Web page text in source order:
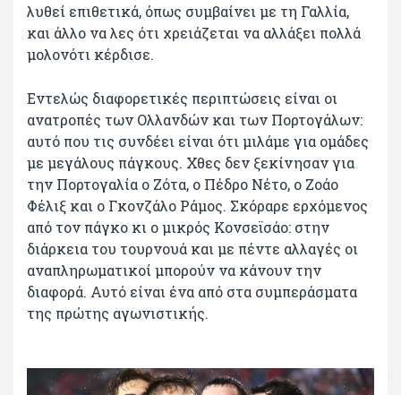
λυθεί επιθετικά, όπως συμβαίνει με τη Γαλλία,
και άλλο να λες ότι χρειάζεται να αλλάξει πολλά
μολονότι κέρδισε.
Εντελώς διαφορετικές περιπτώσεις είναι οι
ανατροπές των Ολλανδών και των Πορτογάλων:
αυτό που τις συνδέει είναι ότι μιλάμε για ομάδες
με μεγάλους πάγκους. Χθες δεν ξεκίνησαν για
την Πορτογαλία ο Ζότα, ο Πέδρο Νέτο, ο Ζοάο
Φέλιξ και ο Γκονζάλο Ράμος. Σκόραρε ερχόμενος
από τον πάγκο κι ο μικρός Κονσεϊσάο: στην
διάρκεια του τουρνουά και με πέντε αλλαγές οι
αναπληρωματικοί μπορούν να κάνουν την
διαφορά. Αυτό είναι ένα από στα συμπεράσματα
της πρώτης αγωνιστικής.